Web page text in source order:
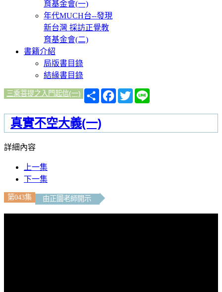
育基金會(一)
年代MUCH台--發現
新台灣 採訪正覺教
育基金會(二)
書籍介紹
局版書目錄
結緣書目錄
三乘菩提之入門起信(一)
分
享
Facebook
Twitter
真實不空大義(一)
詳細內容
上一集
下一集
第043集 由正圜老師開示